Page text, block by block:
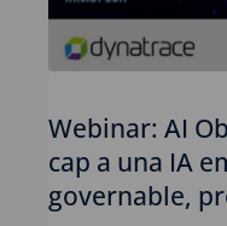
Webinar: AI
cap a una IA
governable,